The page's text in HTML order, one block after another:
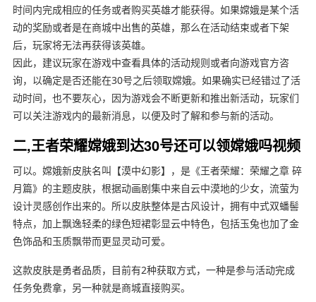
时间内完成相应的任务或者购买英雄才能获得。如果嫦娥是某个活
动的奖励或者是在商城中出售的英雄，那么在活动结束或者下架
后，玩家将无法再获得该英雄。
因此，建议玩家在游戏中查看具体的活动规则或者向游戏官方咨
询，以确定是否还能在30号之后领取嫦娥。如果确实已经错过了活
动时间，也不要灰心，因为游戏会不断更新和推出新活动，玩家们
可以关注游戏内的最新消息，以便及时了解和参与新的活动。
二,王者荣耀嫦娥到达30号还可以领嫦娥吗视频
可以。嫦娥新皮肤名叫【漠中幻影】，是《王者荣耀：荣耀之章 碎
月篇》的主题皮肤，根据动画剧集中来自云中漠地的少女，流萤为
设计灵感创作出来的。所以皮肤整体是古风设计，拥有中式双蟠髻
特点，加上飘逸轻柔的绿色短裙彰显云中特色，包括玉兔也加了金
色饰品和玉质飘带而更显灵动可爱。
这款皮肤是勇者品质，目前有2种获取方式，一种是参与活动完成
任务免费拿，另一种就是商城直接购买。